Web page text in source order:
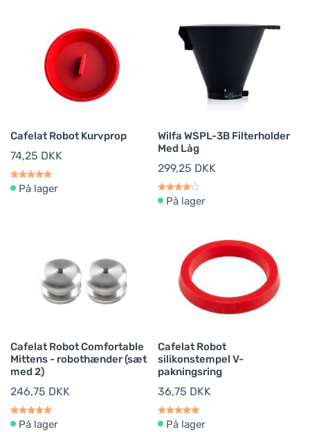
Cafelat Robot Kurvprop
74,25 DKK
På lager
Wilfa WSPL-3B Filterholder
Med Låg
299,25 DKK
På lager
Cafelat Robot Comfortable
Mittens - robothænder (sæt
med 2)
246,75 DKK
På lager
Cafelat Robot
silikonstempel V-
pakningsring
36,75 DKK
På lager